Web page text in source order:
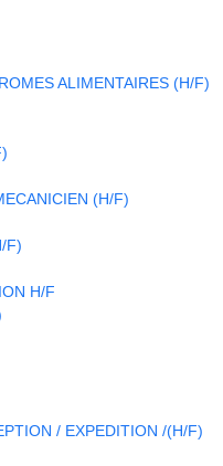
ALIMENTAIRES (H/F)
(H/F)
F)
H/F
/ EXPEDITION /(H/F)